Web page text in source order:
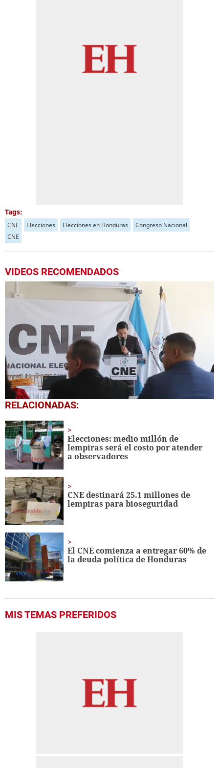
Tags:
CNE Elecciones Elecciones en Honduras
Congreso Nacional
CNE
VIDEOS RECOMENDADOS
0
seconds
40
seconds
RELACIONADAS:
Elecciones: medio millón de
lempiras será el costo por atender
a observadores
CNE destinará 25.1 millones de
lempiras para bioseguridad
El CNE comienza a entregar 60% de
la deuda política de Honduras
MIS TEMAS PREFERIDOS